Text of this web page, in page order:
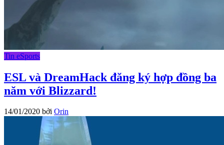
Tin eSports
ESL và DreamHack đăng ký hợp đồng ba
năm với Blizzard!
14/01/2020 bởi Orin